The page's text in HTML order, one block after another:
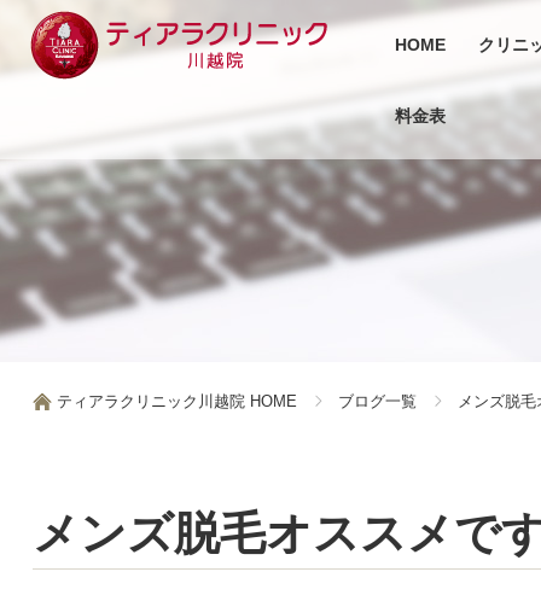
HOME クリニ
料金表
ティアラクリニック川越院 HOME ブログ一覧 メンズ脱
メンズ脱毛オススメで